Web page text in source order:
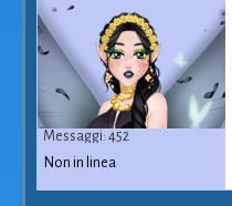
Messaggi: 452
Non in linea